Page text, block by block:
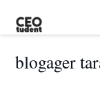
blogager